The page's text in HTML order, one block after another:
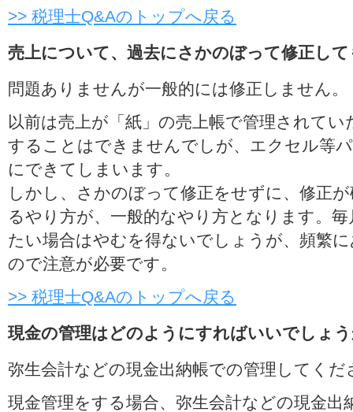
>> 税理士Q&Aのトップへ戻る
売上について、過去にさかのぼって修正し
問題ありませんが一般的には修正しません。
以前は売上が「紙」の売上帳で管理されて
することはできませんでしが、エクセル等
にできてしまいます。
しかし、さかのぼって修正をせずに、修正
るやり方が、一般的なやり方となります。
たい場合はやむを得ないでしょうが、頻繁
ので注意が必要です。
>> 税理士Q&Aのトップへ戻る
現金の管理はどのようにすればいいでしょ
弥生会計などの現金出納帳での管理してくだ
現金管理をする場合、弥生会計などの現金